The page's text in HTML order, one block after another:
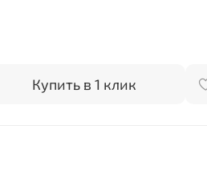
Купить в 1 клик